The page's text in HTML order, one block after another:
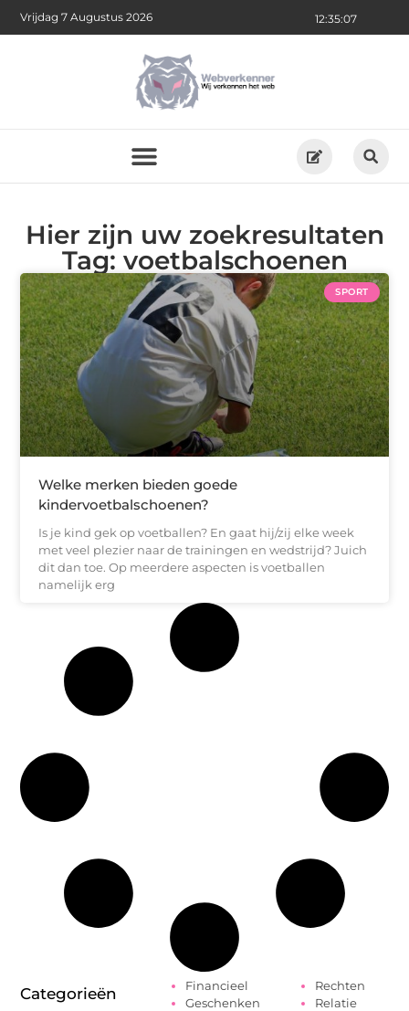
12:35:07
Vrijdag 7 Augustus 2026
Hier zijn uw zoekresultaten
Tag: voetbalschoenen
SPORT
Welke merken bieden goede
kindervoetbalschoenen?
Is je kind gek op voetballen? En gaat hij/zij elke week
met veel plezier naar de trainingen en wedstrijd? Juich
dit dan toe. Op meerdere aspecten is voetballen
namelijk erg
Categorieën
Financieel
Geschenken
Rechten
Relatie